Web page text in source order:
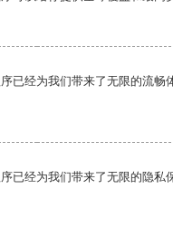
已经为我们带来了无限的流畅
已经为我们带来了无限的隐私